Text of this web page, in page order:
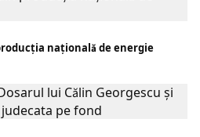
națională de energie